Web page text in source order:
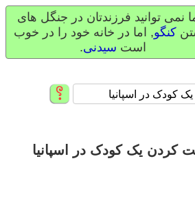
نمی توانید فرزندتان در جنگل های
کنگو, اما در خانه خود را در خوب
است سیدنی.
کردن یک کودک در اسپانیا